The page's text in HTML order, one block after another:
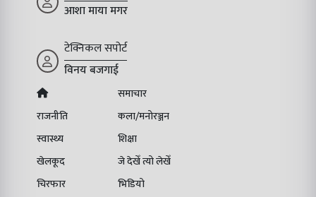
आशा माया मगर
टेक्निकल सपोर्ट
विनय बजगाई
समाचार
राजनीति
कला/मनोरञ्जन
स्वास्थ्य
शिक्षा
खेलकूद
जे देखेँ त्यो लेखेँ
चिरफार
भिडियो